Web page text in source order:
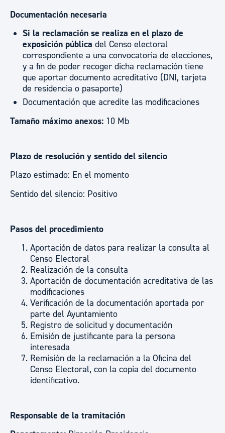
Documentación necesaria
Si la reclamación se realiza en el plazo de
exposición pública del Censo electoral
correspondiente a una convocatoria de elecciones,
y a fin de poder recoger dicha reclamación tiene
que aportar documento acreditativo (DNI, tarjeta
de residencia o pasaporte)
Documentación que acredite las modificaciones
Tamaño máximo anexos: 10 Mb
Plazo de resolución y sentido del silencio
Plazo estimado: En el momento
Sentido del silencio: Positivo
Pasos del procedimiento
Aportación de datos para realizar la consulta al
Censo Electoral
Realización de la consulta
Aportación de documentación acreditativa de las
modificaciones
Verificación de la documentación aportada por
parte del Ayuntamiento
Registro de solicitud y documentación
Emisión de justificante para la persona
interesada
Remisión de la reclamación a la Oficina del
Censo Electoral, con la copia del documento
identificativo.
Responsable de la tramitación